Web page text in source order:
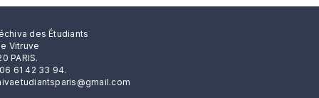
des Étudiants
Vitruve
PARIS.
61 42 33 94.